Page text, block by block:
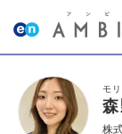
モ
株